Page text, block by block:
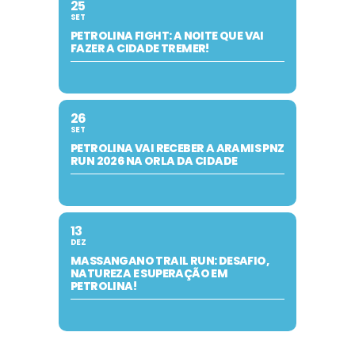
25
SET
PETROLINA FIGHT: A NOITE QUE VAI
FAZER A CIDADE TREMER!
26
SET
PETROLINA VAI RECEBER A ARAMIS PNZ
RUN 2026 NA ORLA DA CIDADE
13
DEZ
MASSANGANO TRAIL RUN: DESAFIO,
NATUREZA E SUPERAÇÃO EM
PETROLINA!